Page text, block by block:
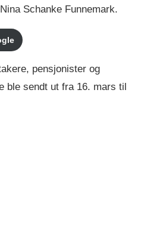
Schanke Funnemark.
pensjonister og
ble sendt ut fra 16. mars til